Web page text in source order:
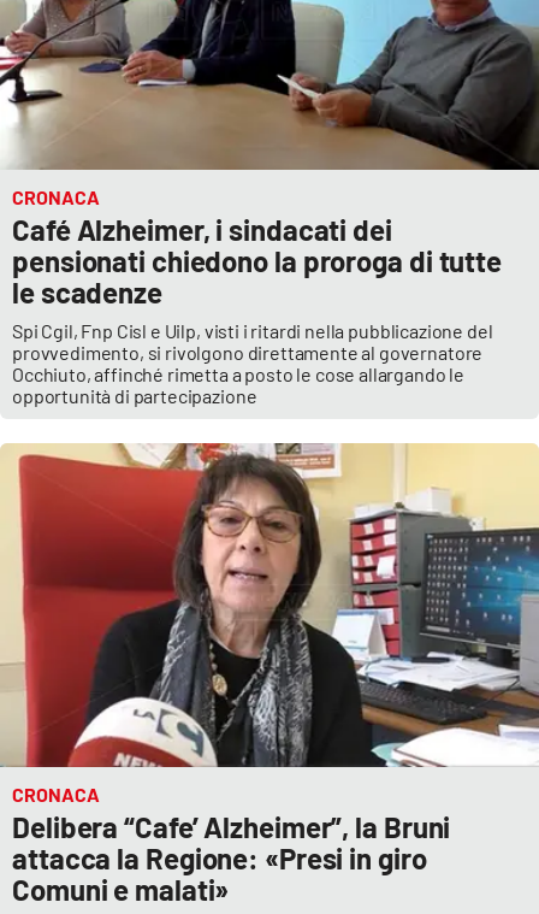
CRONACA
Café Alzheimer, i sindacati dei
pensionati chiedono la proroga di tutte
le scadenze
Spi Cgil, Fnp Cisl e Uilp, visti i ritardi nella pubblicazione del
provvedimento, si rivolgono direttamente al governatore
Occhiuto, affinché rimetta a posto le cose allargando le
opportunità di partecipazione
CRONACA
Delibera “Cafe’ Alzheimer”, la Bruni
attacca la Regione: «Presi in giro
Comuni e malati»